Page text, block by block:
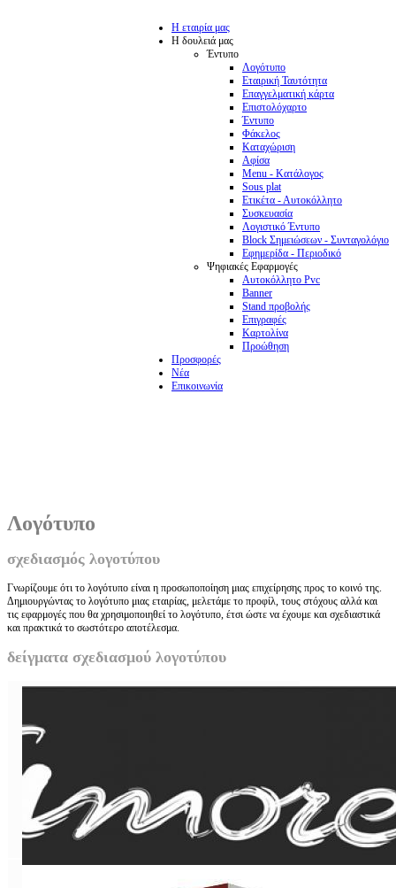
Η εταιρία μας
Η δουλειά μας
Έντυπο
Λογότυπο
Εταιρική Ταυτότητα
Επαγγελματική κάρτα
Επιστολόχαρτο
Έντυπο
Φάκελος
Καταχώριση
Αφίσα
Menu - Κατάλογος
Sous plat
Ετικέτα - Αυτοκόλλητο
Συσκευασία
Λογιστικό Έντυπο
Block Σημειώσεων - Συνταγολόγιο
Εφημερίδα - Περιοδικό
Ψηφιακές Εφαρμογές
Αυτοκόλλητο Pvc
Banner
Stand προβολής
Επιγραφές
Καρτολίνα
Προώθηση
Προσφορές
Νέα
Επικοινωνία
Λογότυπο
σχεδιασμός λογοτύπου
Γνωρίζουμε ότι το λογότυπο είναι η προσωποποίηση μιας επιχείρησης προς το κοινό της.
Δημιουργώντας το λογότυπο μιας εταιρίας, μελετάμε το προφίλ, τους στόχους αλλά και
τις εφαρμογές που θα χρησιμοποιηθεί το λογότυπο, έτσι ώστε να έχουμε και σχεδιαστικά
και πρακτικά το σωστότερο αποτέλεσμα.
δείγματα σχεδιασμού λογοτύπου